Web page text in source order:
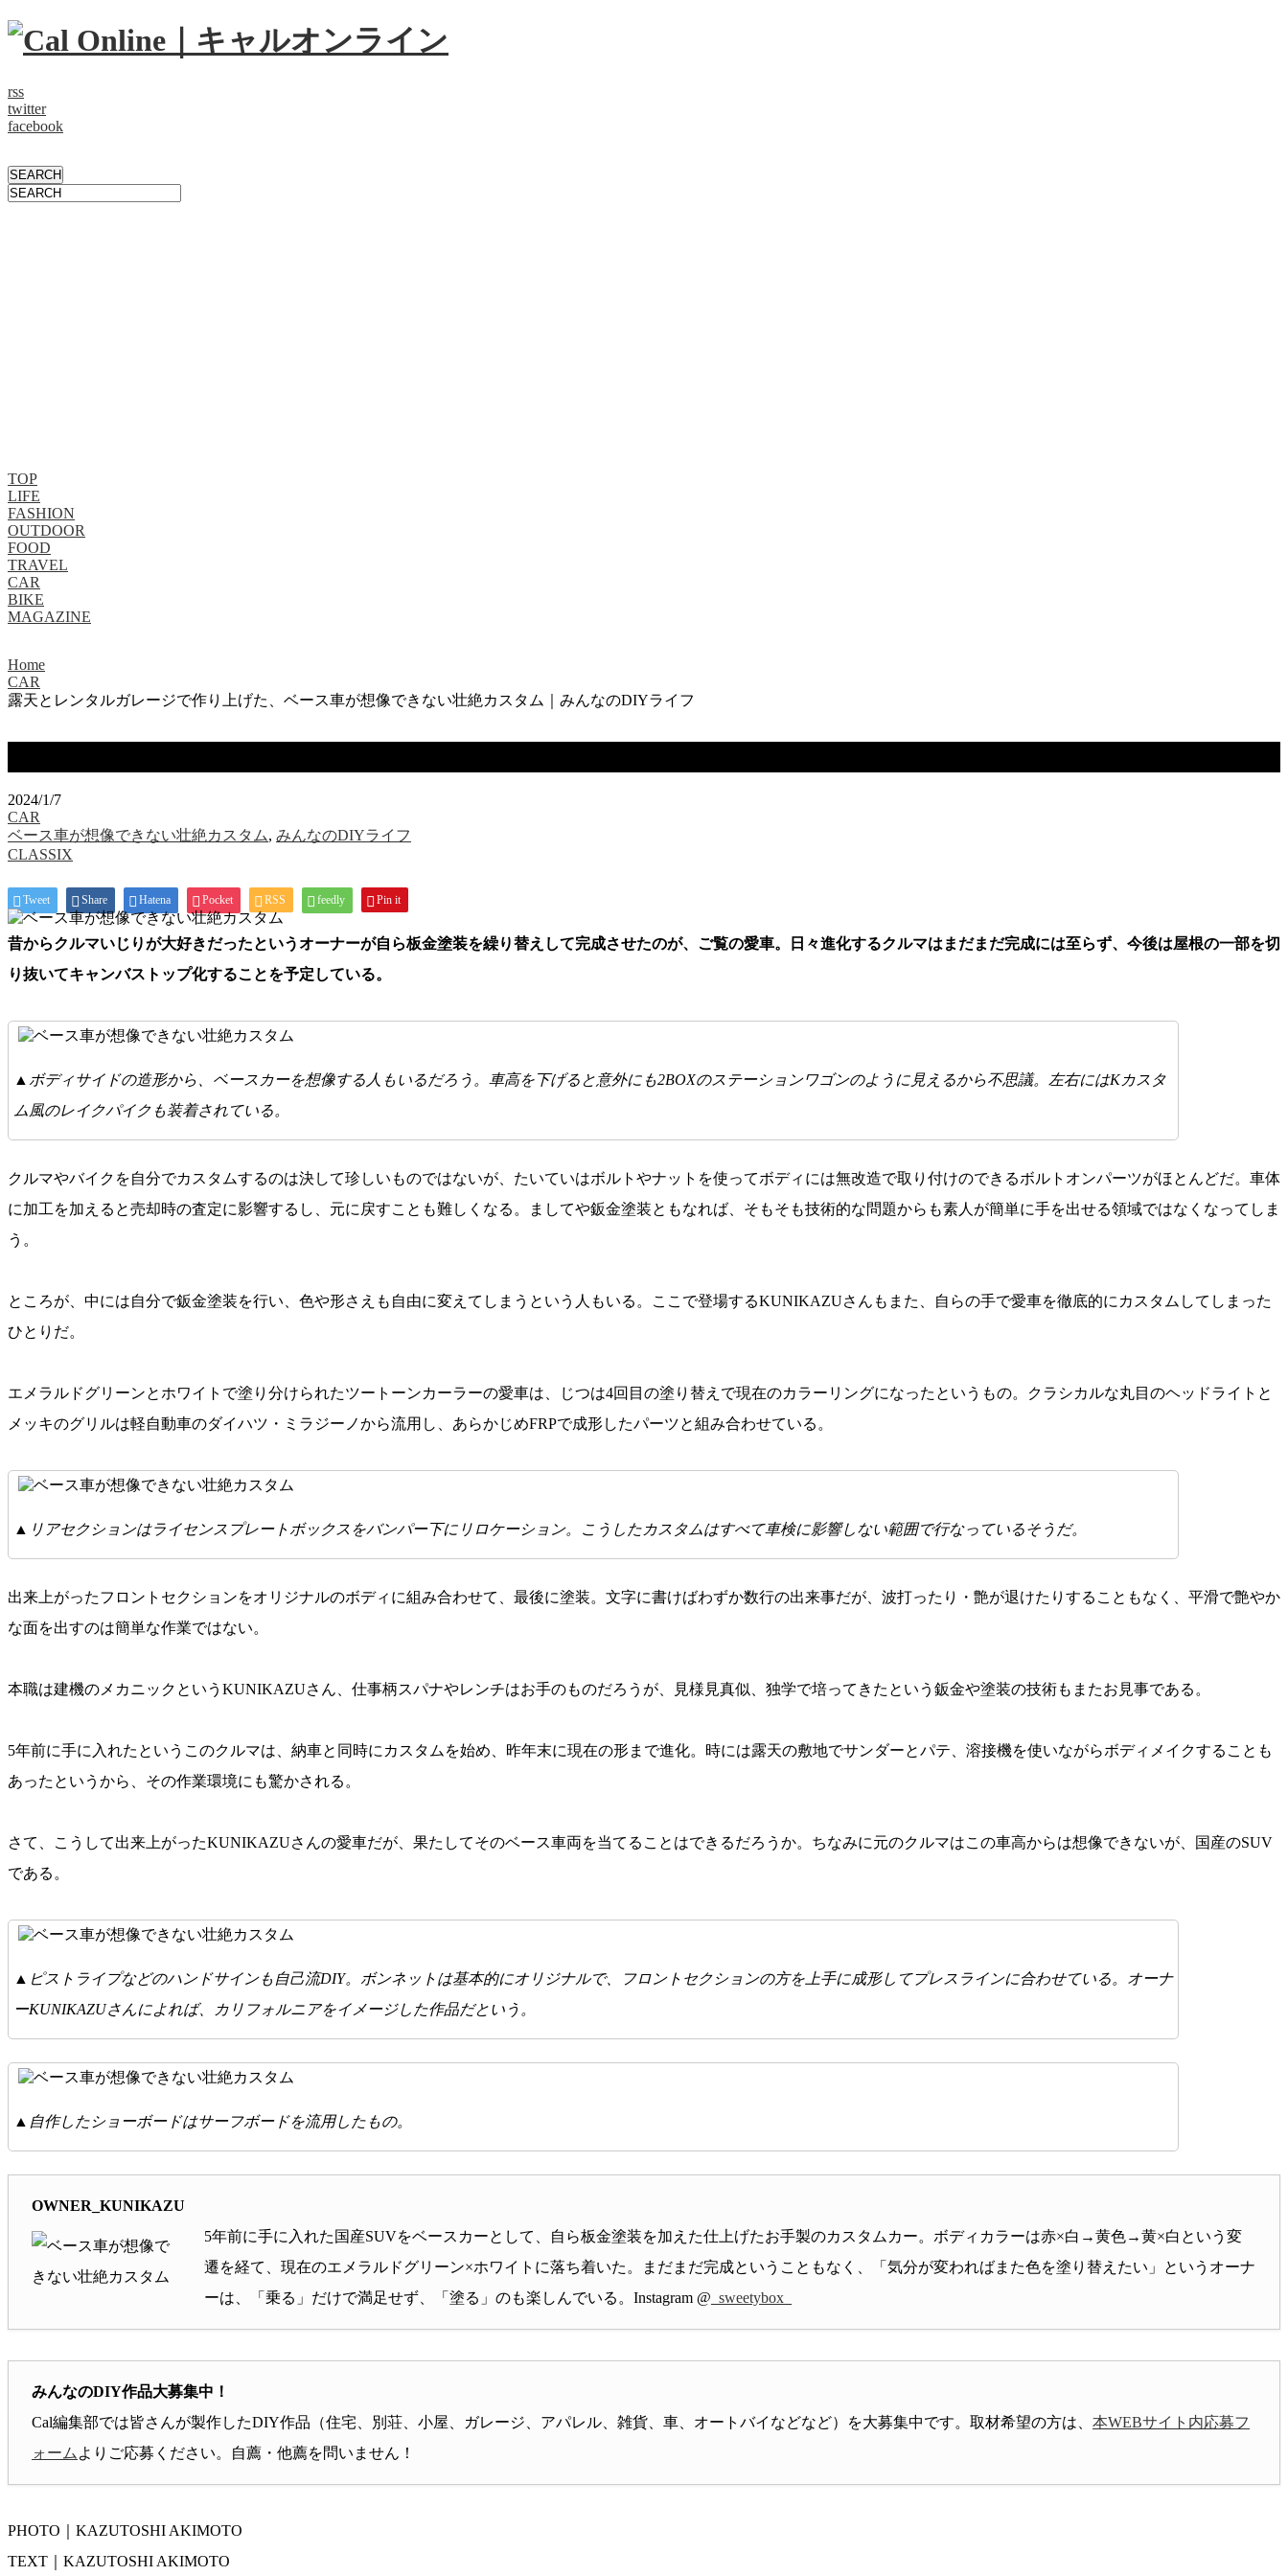
rss
twitter
facebook
TOP
LIFE
FASHION
OUTDOOR
FOOD
TRAVEL
CAR
BIKE
MAGAZINE
Home
CAR
露天とレンタルガレージで作り上げた、ベース車が想像できない壮絶カスタム｜みんなのDIYライフ
2024/1/7
CAR
ベース車が想像できない壮絶カスタム, みんなのDIYライフ
CLASSIX
Tweet Share Hatena Pocket RSS feedly Pin it
昔からクルマいじりが大好きだったというオーナーが自ら板金塗装を繰り替えして完成させたのが、ご覧の愛車。日々進化するクルマはまだまだ完成には至らず、今後は屋根の一部を切
り抜いてキャンバストップ化することを予定している。
▲ボディサイドの造形から、ベースカーを想像する人もいるだろう。車高を下げると意外にも2BOXのステーションワゴンのように見えるから不思議。左右にはKカスタ
ム風のレイクパイクも装着されている。
クルマやバイクを自分でカスタムするのは決して珍しいものではないが、たいていはボルトやナットを使ってボディには無改造で取り付けのできるボルトオンパーツがほとんどだ。車体
に加工を加えると売却時の査定に影響するし、元に戻すことも難しくなる。ましてや鈑金塗装ともなれば、そもそも技術的な問題からも素人が簡単に手を出せる領域ではなくなってしま
う。
ところが、中には自分で鈑金塗装を行い、色や形さえも自由に変えてしまうという人もいる。ここで登場するKUNIKAZUさんもまた、自らの手で愛車を徹底的にカスタムしてしまった
ひとりだ。
エメラルドグリーンとホワイトで塗り分けられたツートーンカーラーの愛車は、じつは4回目の塗り替えで現在のカラーリングになったというもの。クラシカルな丸目のヘッドライトと
メッキのグリルは軽自動車のダイハツ・ミラジーノから流用し、あらかじめFRPで成形したパーツと組み合わせている。
▲リアセクションはライセンスプレートボックスをバンパー下にリロケーション。こうしたカスタムはすべて車検に影響しない範囲で行なっているそうだ。
出来上がったフロントセクションをオリジナルのボディに組み合わせて、最後に塗装。文字に書けばわずか数行の出来事だが、波打ったり・艶が退けたりすることもなく、平滑で艶やか
な面を出すのは簡単な作業ではない。
本職は建機のメカニックというKUNIKAZUさん、仕事柄スパナやレンチはお手のものだろうが、見様見真似、独学で培ってきたという鈑金や塗装の技術もまたお見事である。
5年前に手に入れたというこのクルマは、納車と同時にカスタムを始め、昨年末に現在の形まで進化。時には露天の敷地でサンダーとパテ、溶接機を使いながらボディメイクすることも
あったというから、その作業環境にも驚かされる。
さて、こうして出来上がったKUNIKAZUさんの愛車だが、果たしてそのベース車両を当てることはできるだろうか。ちなみに元のクルマはこの車高からは想像できないが、国産のSUV
である。
▲ピストライプなどのハンドサインも自己流DIY。ボンネットは基本的にオリジナルで、フロントセクションの方を上手に成形してプレスラインに合わせている。オーナ
ーKUNIKAZUさんによれば、カリフォルニアをイメージした作品だという。
▲自作したショーボードはサーフボードを流用したもの。
OWNER_KUNIKAZU
5年前に手に入れた国産SUVをベースカーとして、自ら板金塗装を加えた仕上げたお手製のカスタムカー。ボディカラーは赤×白→黄色→黄×白という変
遷を経て、現在のエメラルドグリーン×ホワイトに落ち着いた。まだまだ完成ということもなく、「気分が変わればまた色を塗り替えたい」というオーナ
ーは、「乗る」だけで満足せず、「塗る」のも楽しんでいる。Instagram @ _sweetybox_
みんなのDIY作品大募集中！
Cal編集部では皆さんが製作したDIY作品（住宅、別荘、小屋、ガレージ、アパレル、雑貨、車、オートバイなどなど）を大募集中です。取材希望の方は、 本WEBサイト内応募フ
ォーム よりご応募ください。自薦・他薦を問いません！
PHOTO｜KAZUTOSHI AKIMOTO
TEXT｜KAZUTOSHI AKIMOTO